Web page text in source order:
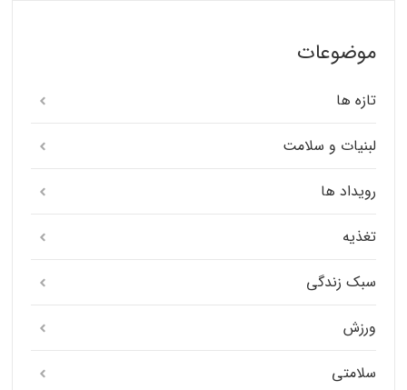
موضوعات
تازه ها
لبنیات و سلامت
رویداد ها
تغذیه
سبک زندگی
ورزش
سلامتی